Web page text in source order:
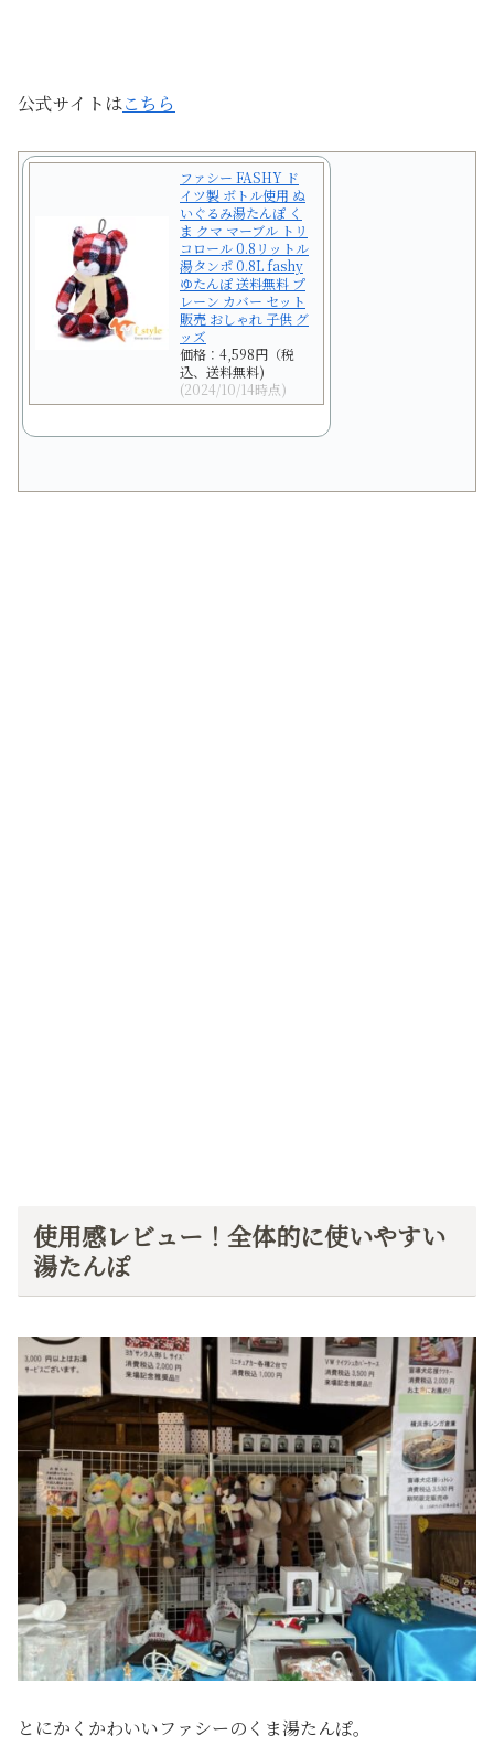
公式サイトはこちら
ファシー FASHY ド
イツ製 ボトル使用 ぬ
いぐるみ湯たんぽ く
ま クマ マーブル トリ
コロール 0.8リットル
湯タンポ 0.8L fashy
ゆたんぽ 送料無料 プ
レーン カバー セット
販売 おしゃれ 子供 グ
ッズ
価格：4,598円（税
込、送料無料)
(2024/10/14時点)
使用感レビュー！全体的に使いやすい
湯たんぽ
とにかくかわいいファシーのくま湯たんぽ。